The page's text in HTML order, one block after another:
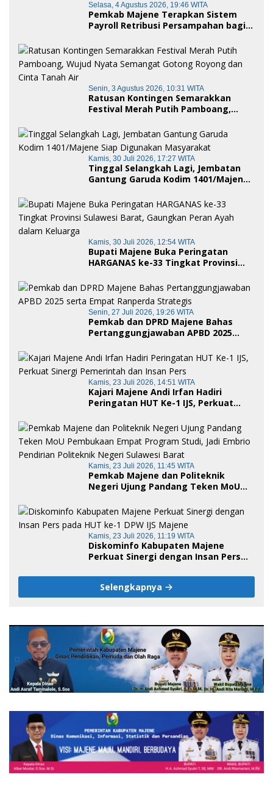
Selasa, 4 Agustus 2026, 19:46 WITA
Pemkab Majene Terapkan Sistem
Payroll Retribusi Persampahan bagi
Publik
Senin, 3 Agustus 2026, 10:31 WITA
Ratusan Kontingen Semarakkan
Festival Merah Putih Pamboang,
Royong dan Cinta Tanah Air
Kamis, 30 Juli 2026, 17:27 WITA
Tinggal Selangkah Lagi, Jembatan
Gantung Garuda Kodim 1401/Majene
Kamis, 30 Juli 2026, 12:54 WITA
Bupati Majene Buka Peringatan
HARGANAS ke-33 Tingkat Provinsi
Ayah dalam Keluarga
Senin, 27 Juli 2026, 19:26 WITA
Pemkab dan DPRD Majene Bahas
Pertanggungjawaban APBD 2025
Kamis, 23 Juli 2026, 14:51 WITA
Kajari Majene Andi Irfan Hadiri
Peringatan HUT Ke-1 IJS, Perkuat
Kamis, 23 Juli 2026, 11:45 WITA
Pemkab Majene dan Politeknik
Negeri Ujung Pandang Teken MoU
Jadi Embrio Pendirian Politeknik
Negeri Sulawesi Barat
Kamis, 23 Juli 2026, 11:19 WITA
Diskominfo Kabupaten Majene
Perkuat Sinergi dengan Insan Pers
Selengkapnya